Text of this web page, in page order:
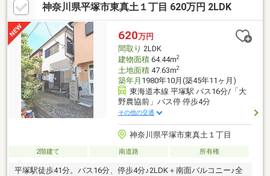
神奈川県平塚市東真土１丁目 620万円 2LDK
620万円
間取り 2LDK
建物面積64.44m2
土地面積47.63m2
築年月 1980年10月(築45年11ヶ月)
東海道本線 平塚駅 バス16分/「大
野農協前」バス停 停歩4分
その他の交通
神奈川県平塚市東真土１丁目
2階建て 南道路 所有権
平塚駅徒歩41分。バス16分、停歩4分♪2LDK＋南面バルコニー♪全